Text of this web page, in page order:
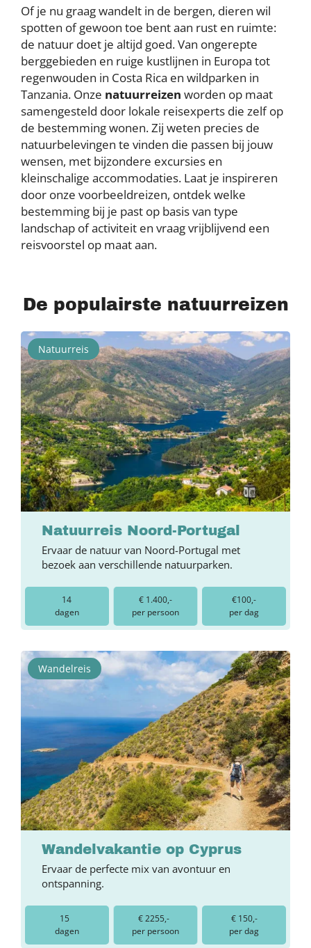
Of je nu graag wandelt in de bergen, dieren wil
spotten of gewoon toe bent aan rust en ruimte:
de natuur doet je altijd goed. Van ongerepte
berggebieden en ruige kustlijnen in Europa tot
regenwouden in Costa Rica en wildparken in
Tanzania. Onze natuurreizen worden op maat
samengesteld door lokale reisexperts die zelf op
de bestemming wonen. Zij weten precies de
natuurbelevingen te vinden die passen bij jouw
wensen, met bijzondere excursies en
kleinschalige accommodaties. Laat je inspireren
door onze voorbeeldreizen, ontdek welke
bestemming bij je past op basis van type
landschap of activiteit en vraag vrijblijvend een
reisvoorstel op maat aan.
De populairste natuurreizen
Natuurreis
Natuurreis Noord-Portugal
Ervaar de natuur van Noord-Portugal met
bezoek aan verschillende natuurparken.
14
dagen
€ 1.400,-
per persoon
€100,-
per dag
Wandelreis
Wandelvakantie op Cyprus
Ervaar de perfecte mix van avontuur en
ontspanning.
15
dagen
€ 2255,-
per persoon
€ 150,-
per dag